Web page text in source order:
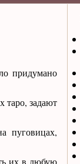
придумано
таро, задают
пуговицах,
их в любую